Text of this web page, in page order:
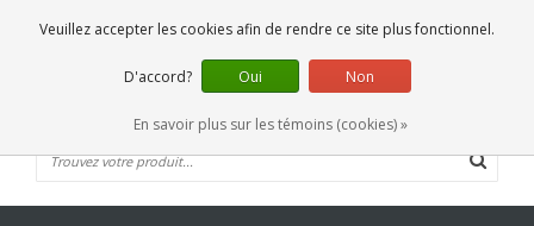
0 Articles
FR
Veuillez accepter les cookies afin de rendre ce site plus fonctionnel.
D'accord? Oui Non
En savoir plus sur les témoins (cookies) »